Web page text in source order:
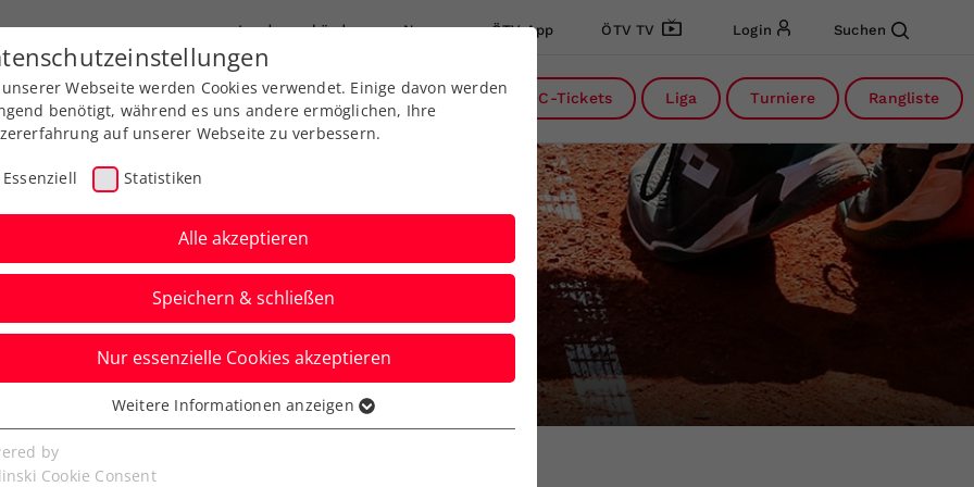
Landesverbände News ÖTV App ÖTV TV Login Suchen
Ausbildung Services Über uns DC-Tickets Liga Turniere Rangliste
Duale Ausbildung
Webseite werden Cookies verwendet. Einige davon werden
benötigt, während es uns andere ermöglichen, Ihre
auf unserer Webseite zu verbessern.
Essenziell Statistiken
Alle akzeptieren
Speichern & schließen
Nur essenzielle Cookies akzeptieren
Cookies werden für grundlegende Funktionen der
benötigt. Dadurch ist gewährleistet, dass die Webseite
Weitere Informationen anzeigen
by
Cookie Consent